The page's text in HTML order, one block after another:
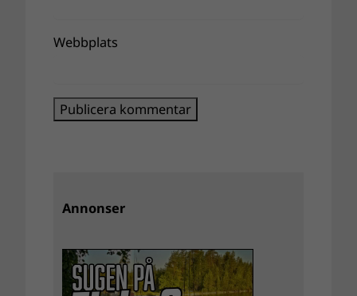
Webbplats
Annonser